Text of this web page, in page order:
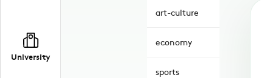
University
art-culture
economy
sports